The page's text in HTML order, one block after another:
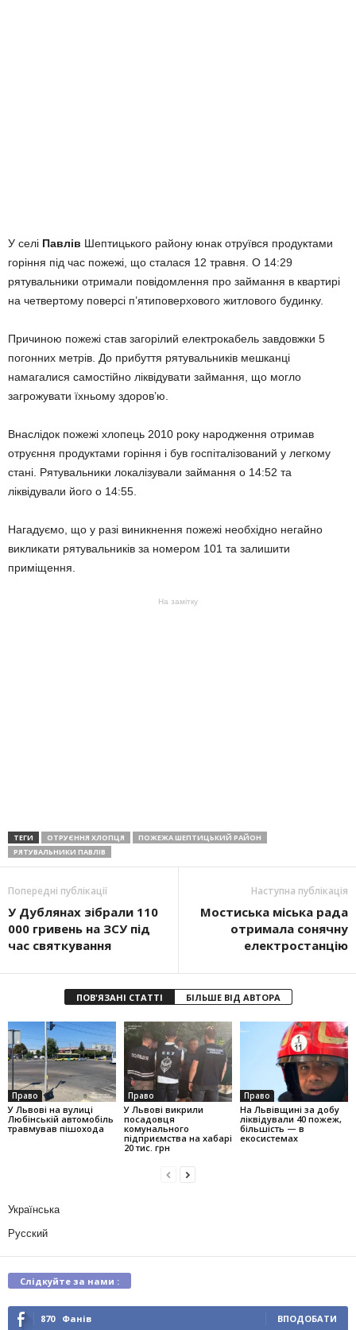
У селі Павлів Шептицького району юнак отруївся продуктами
горіння під час пожежі, що сталася 12 травня. О 14:29
рятувальники отримали повідомлення про займання в квартирі
на четвертому поверсі п’ятиповерхового житлового будинку.
Причиною пожежі став загорілий електрокабель завдовжки 5
погонних метрів. До прибуття рятувальників мешканці
намагалися самостійно ліквідувати займання, що могло
загрожувати їхньому здоров’ю.
Внаслідок пожежі хлопець 2010 року народження отримав
отруєння продуктами горіння і був госпіталізований у легкому
стані. Рятувальники локалізували займання о 14:52 та
ліквідували його о 14:55.
Нагадуємо, що у разі виникнення пожежі необхідно негайно
викликати рятувальників за номером 101 та залишити
приміщення.
На замітку
ТЕГИ ОТРУЄННЯ ХЛОПЦЯ
ПОЖЕЖА ШЕПТИЦЬКИЙ РАЙОН
РЯТУВАЛЬНИКИ ПАВЛІВ
Попередні публікації
У Дублянах зібрали 110
000 гривень на ЗСУ під
час святкування
Наступна публікація
Мостиська міська рада
отримала сонячну
електростанцію
ПОВ'ЯЗАНІ СТАТТІ БІЛЬШЕ ВІД АВТОРА
Право
У Львові на вулиці
Любінській автомобіль
травмував пішохода
Право
У Львові викрили
посадовця
комунального
підприємства на хабарі
20 тис. грн
Право
На Львівщині за добу
ліквідували 40 пожеж,
більшість — в
екосистемах
Українська
Русский
Слідкуйте за нами :
870 Фанів ВПОДОБАТИ